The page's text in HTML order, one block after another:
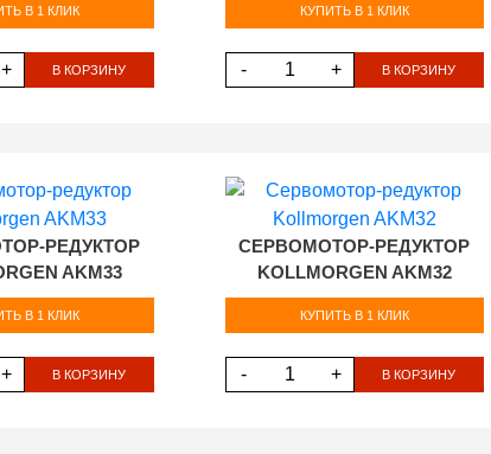
В 1 КЛИК
+ В КОРЗИНУ
КУПИТЬ В 1 КЛИК
- + В КОРЗИНУ
РЕДУКТОР
AKM33
В 1 КЛИК
+ В КОРЗИНУ
СЕРВОМОТОР-РЕДУКТОР
KOLLMORGEN AKM32
КУПИТЬ В 1 КЛИК
- + В КОРЗИНУ